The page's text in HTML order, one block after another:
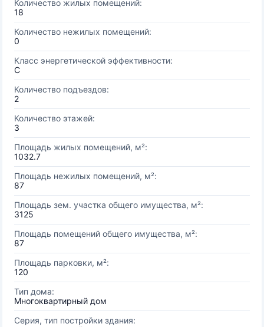
Количество жилых помещений:
18
Количество нежилых помещений:
0
Класс энергетической эффективности:
C
Количество подъездов:
2
Количество этажей:
3
Площадь жилых помещений, м²:
1032.7
Площадь нежилых помещений, м²:
87
Площадь зем. участка общего имущества, м²:
3125
Площадь помещений общего имущества, м²:
87
Площадь парковки, м²:
120
Тип дома:
Многоквартирный дом
Серия, тип постройки здания: